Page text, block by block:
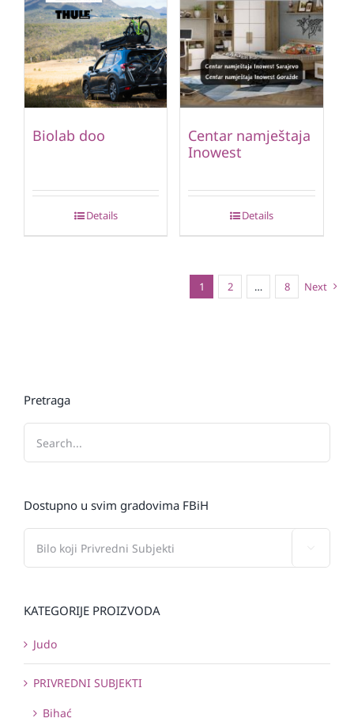
Biolab doo
Details
Centar namještaja
Inowest
Details
1 2 … 8 Next
Pretraga
Dostupno u svim gradovima FBiH
KATEGORIJE PROIZVODA
Judo
PRIVREDNI SUBJEKTI
Bihać